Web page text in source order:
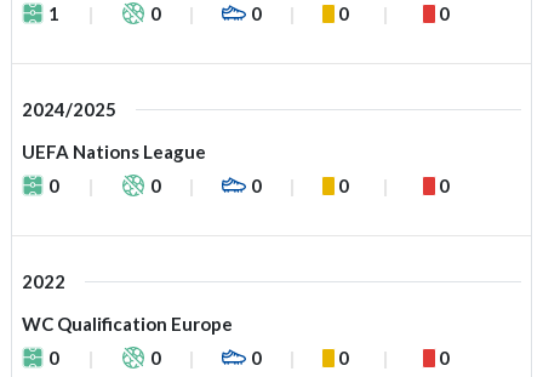
1
0 0 0 0
2024/2025
UEFA Nations League
0
0 0 0 0
2022
WC Qualification Europe
0
0 0 0 0